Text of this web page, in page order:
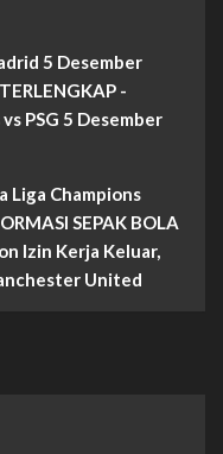
5 Desember
-
PSG 5 Desember
Liga Champions
SEPAK BOLA
on Izin Kerja Keluar,
United